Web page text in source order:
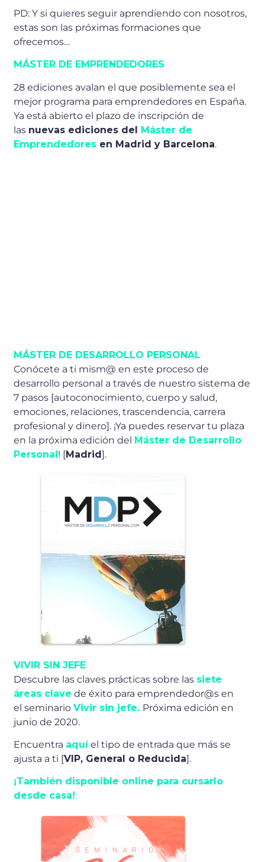
PD: Y si quieres seguir aprendiendo con nosotros,
estas son las próximas formaciones que
ofrecemos…
MÁSTER DE EMPRENDEDORES
28 ediciones avalan el que posiblemente sea el
mejor programa para emprendedores en España.
Ya está abierto el plazo de inscripción de
las nuevas ediciones del Máster de
Emprendedores en Madrid y Barcelona.
MÁSTER DE DESARROLLO PERSONAL
Conócete a ti mism@ en este proceso de
desarrollo personal a través de nuestro sistema de
7 pasos [autoconocimiento, cuerpo y salud,
emociones, relaciones, trascendencia, carrera
profesional y dinero]. ¡Ya puedes reservar tu plaza
en la próxima edición del Máster de Desarrollo
Personal! [Madrid].
VIVIR SIN JEFE
Descubre las claves prácticas sobre las siete
áreas clave de éxito para emprendedor@s en
el seminarioVivir sin jefe. Próxima edición en
junio de 2020.
Encuentra aquíel tipo de entrada que más se
ajusta a ti [VIP, General o Reducida].
¡También disponible online para cursarlo
desde casa!